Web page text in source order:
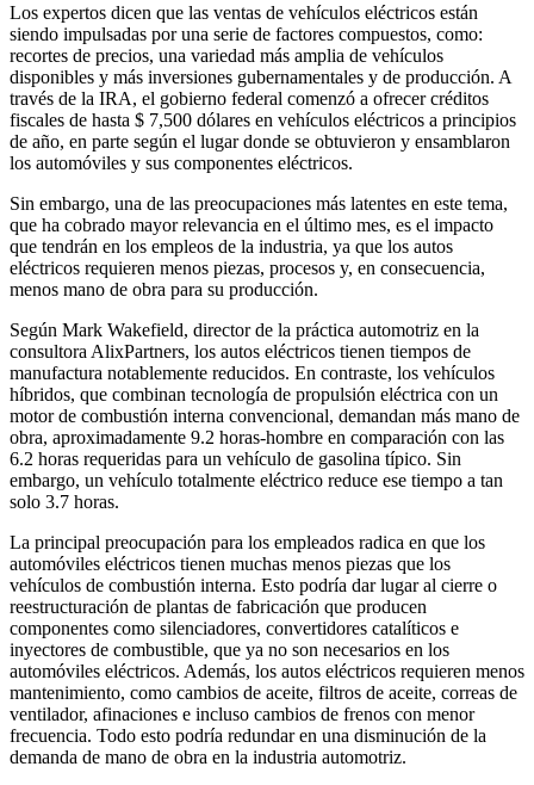
Los expertos dicen que las ventas de vehículos eléctricos están
siendo impulsadas por una serie de factores compuestos, como:
recortes de precios, una variedad más amplia de vehículos
disponibles y más inversiones gubernamentales y de producción. A
través de la IRA, el gobierno federal comenzó a ofrecer créditos
fiscales de hasta $ 7,500 dólares en vehículos eléctricos a principios
de año, en parte según el lugar donde se obtuvieron y ensamblaron
los automóviles y sus componentes eléctricos.
Sin embargo, una de las preocupaciones más latentes en este tema,
que ha cobrado mayor relevancia en el último mes, es el impacto
que tendrán en los empleos de la industria, ya que los autos
eléctricos requieren menos piezas, procesos y, en consecuencia,
menos mano de obra para su producción.
Según Mark Wakefield, director de la práctica automotriz en la
consultora AlixPartners, los autos eléctricos tienen tiempos de
manufactura notablemente reducidos. En contraste, los vehículos
híbridos, que combinan tecnología de propulsión eléctrica con un
motor de combustión interna convencional, demandan más mano de
obra, aproximadamente 9.2 horas-hombre en comparación con las
6.2 horas requeridas para un vehículo de gasolina típico. Sin
embargo, un vehículo totalmente eléctrico reduce ese tiempo a tan
solo 3.7 horas.
La principal preocupación para los empleados radica en que los
automóviles eléctricos tienen muchas menos piezas que los
vehículos de combustión interna. Esto podría dar lugar al cierre o
reestructuración de plantas de fabricación que producen
componentes como silenciadores, convertidores catalíticos e
inyectores de combustible, que ya no son necesarios en los
automóviles eléctricos. Además, los autos eléctricos requieren menos
mantenimiento, como cambios de aceite, filtros de aceite, correas de
ventilador, afinaciones e incluso cambios de frenos con menor
frecuencia. Todo esto podría redundar en una disminución de la
demanda de mano de obra en la industria automotriz.